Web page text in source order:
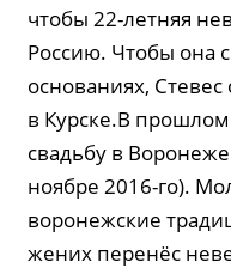
чтобы 22-летняя
Россию. Чтобы она
основаниях,
в Курске.В
свадьбу в
ноябре 2016-го).
воронежские
жених перенёс